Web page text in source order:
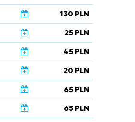
130 PLN
25 PLN
45 PLN
20 PLN
65 PLN
65 PLN